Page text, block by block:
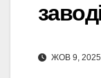
ЖОВ 9, 2025